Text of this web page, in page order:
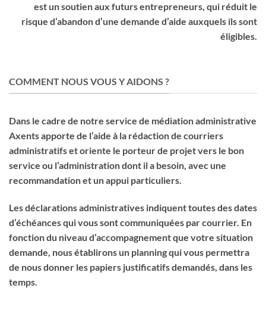
est un soutien aux futurs entrepreneurs, qui réduit le
risque d’abandon d’une demande d’aide auxquels ils sont
éligibles.
COMMENT NOUS VOUS Y AIDONS ?
Dans le cadre de notre service de médiation administrative
Axents apporte de l’aide à la rédaction de courriers
administratifs et oriente le porteur de projet vers le bon
service ou l’administration dont il a besoin, avec une
recommandation et un appui particuliers.
Les déclarations administratives indiquent toutes des dates
d’échéances qui vous sont communiquées par courrier. En
fonction du niveau d’accompagnement que votre situation
demande, nous établirons un planning qui vous permettra
de nous donner les papiers justificatifs demandés, dans les
temps.